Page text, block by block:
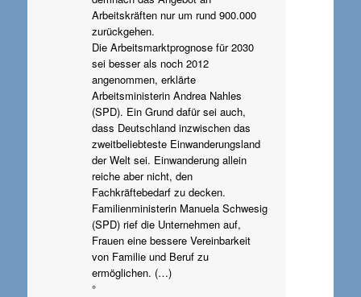
Arbeitskräften nur um rund 900.000
zurückgehen.
Die Arbeitsmarktprognose für 2030
sei besser als noch 2012
angenommen, erklärte
Arbeitsministerin Andrea Nahles
(SPD). Ein Grund dafür sei auch,
dass Deutschland inzwischen das
zweitbeliebteste Einwanderungsland
der Welt sei. Einwanderung allein
reiche aber nicht, den
Fachkräftebedarf zu decken.
Familienministerin Manuela Schwesig
(SPD) rief die Unternehmen auf,
Frauen eine bessere Vereinbarkeit
von Familie und Beruf zu
ermöglichen. (…)
°